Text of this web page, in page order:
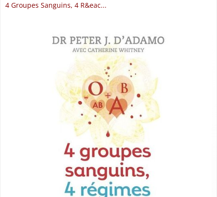
4 Groupes Sanguins, 4 R&eac...